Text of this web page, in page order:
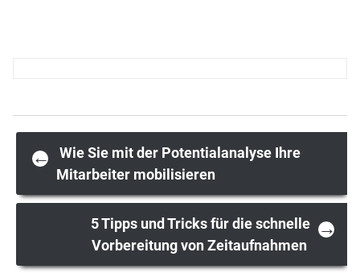
Post
navigation
←
Wie Sie mit der Potentialanalyse Ihre
Mitarbeiter mobilisieren
5 Tipps und Tricks für die schnelle
Vorbereitung von Zeitaufnahmen
→